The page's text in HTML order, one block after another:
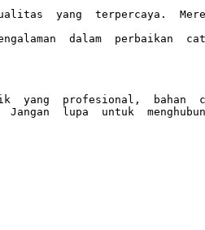
yang  terpercaya.
dalam  perbaikan
yang  profesional,  bahan
lupa  untuk